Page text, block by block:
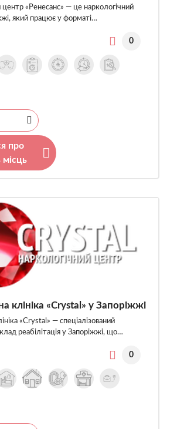
центр «Ренесанс» — це наркологічний
який працює у форматі…
0
про
місць
клініка «Crystal» у Запоріжжі
«Crystal» — спеціалізований
реабілітація у Запоріжжі, що…
0